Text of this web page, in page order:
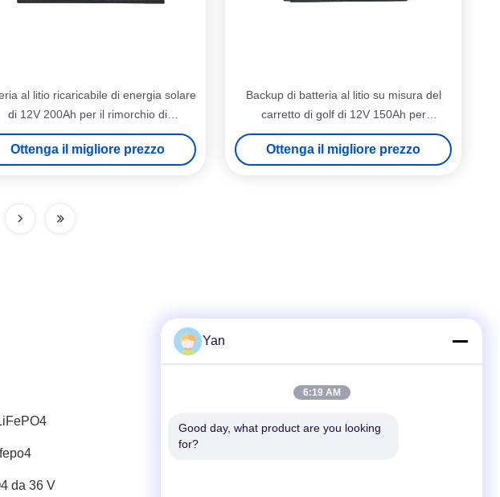
al litio ricaricabile di energia solare
di 12V 200Ah per il rimorchio di
campeggiatore
Ottenga il migliore prezzo
Backup di batteria al litio su misura del
carretto di golf di 12V 150Ah per
elettronica domestica
Ottenga il migliore prezzo
da 36 V
Contatto rapido
Telefono:
Yan
6:19 AM
Good day, what product are you looking
for?